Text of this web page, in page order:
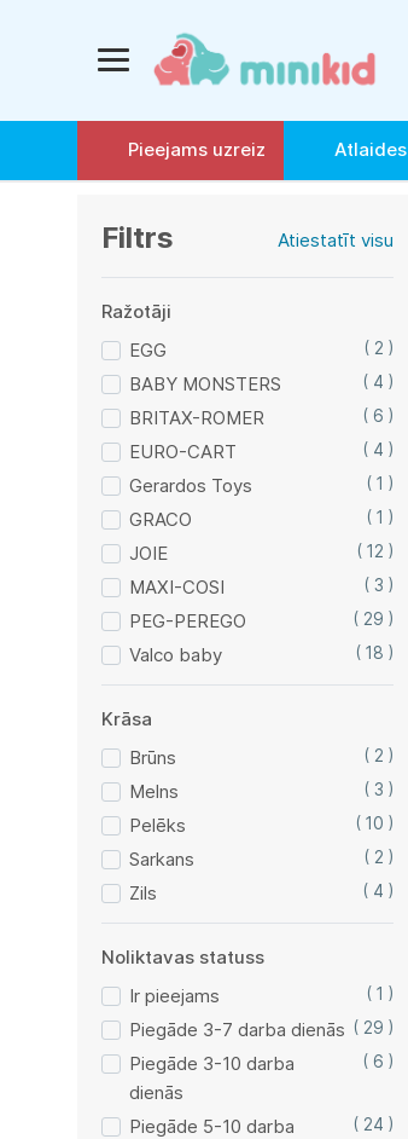
Pieejams uzreiz Atlaides
Filtrs Atiestatīt visu
Ražotāji
EGG
( 2 )
BABY MONSTERS ( 4 )
BRITAX-ROMER ( 6 )
EURO-CART ( 4 )
Gerardos Toys ( 1 )
GRACO ( 1 )
JOIE ( 12 )
MAXI-COSI ( 3 )
PEG-PEREGO ( 29 )
Valco baby ( 18 )
Krāsa
Brūns
( 2 )
Melns ( 3 )
Pelēks ( 10 )
Sarkans ( 2 )
Zils ( 4 )
Noliktavas statuss
Ir pieejams
( 1 )
Piegāde 3-7 darba dienās ( 29 )
Piegāde 3-10 darba
dienās
( 6 )
Piegāde 5-10 darba
( 24 )